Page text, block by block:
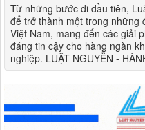
Từ những bước đi đầu tiên,
để trở thành một trong những
Việt Nam, mang đến các giải
đáng tin cậy cho hàng ngàn
nghiệp. LUẬT NGUYỄN -